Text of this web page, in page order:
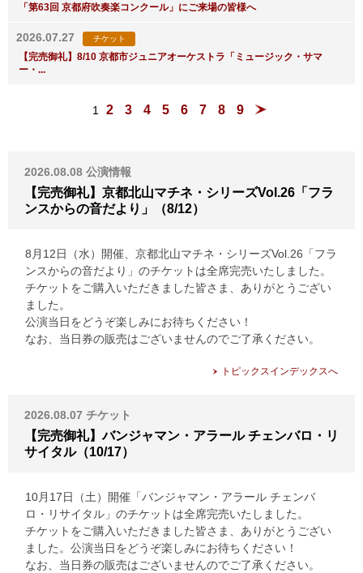
「第63回 京都府吹奏楽コンクール」にご来場の皆様へ
2026.07.27 チケット
【完売御礼】8/10 京都市ジュニアオーケストラ「ミュージック・サマ
ー・...
1 2 3 4 5 6 7 8 9
2026.08.08 公演情報
【完売御礼】京都北山マチネ・シリーズVol.26「フラ
ンスからの音だより」（8/12）
8月12日（水）開催、京都北山マチネ・シリーズVol.26「フラ
ンスからの音だより」のチケットは全席完売いたしました。
チケットをご購入いただきました皆さま、ありがとうござい
ました。
公演当日をどうぞ楽しみにお待ちください！
なお、当日券の販売はございませんのでご了承ください。
トピックスインデックスへ
2026.08.07 チケット
【完売御礼】バンジャマン・アラール チェンバロ・リ
サイタル（10/17）
10月17日（土）開催「バンジャマン・アラール チェンバ
ロ・リサイタル」のチケットは全席完売いたしました。
チケットをご購入いただきました皆さま、ありがとうござい
ました。公演当日をどうぞ楽しみにお待ちください！
なお、当日券の販売はございませんのでご了承ください。